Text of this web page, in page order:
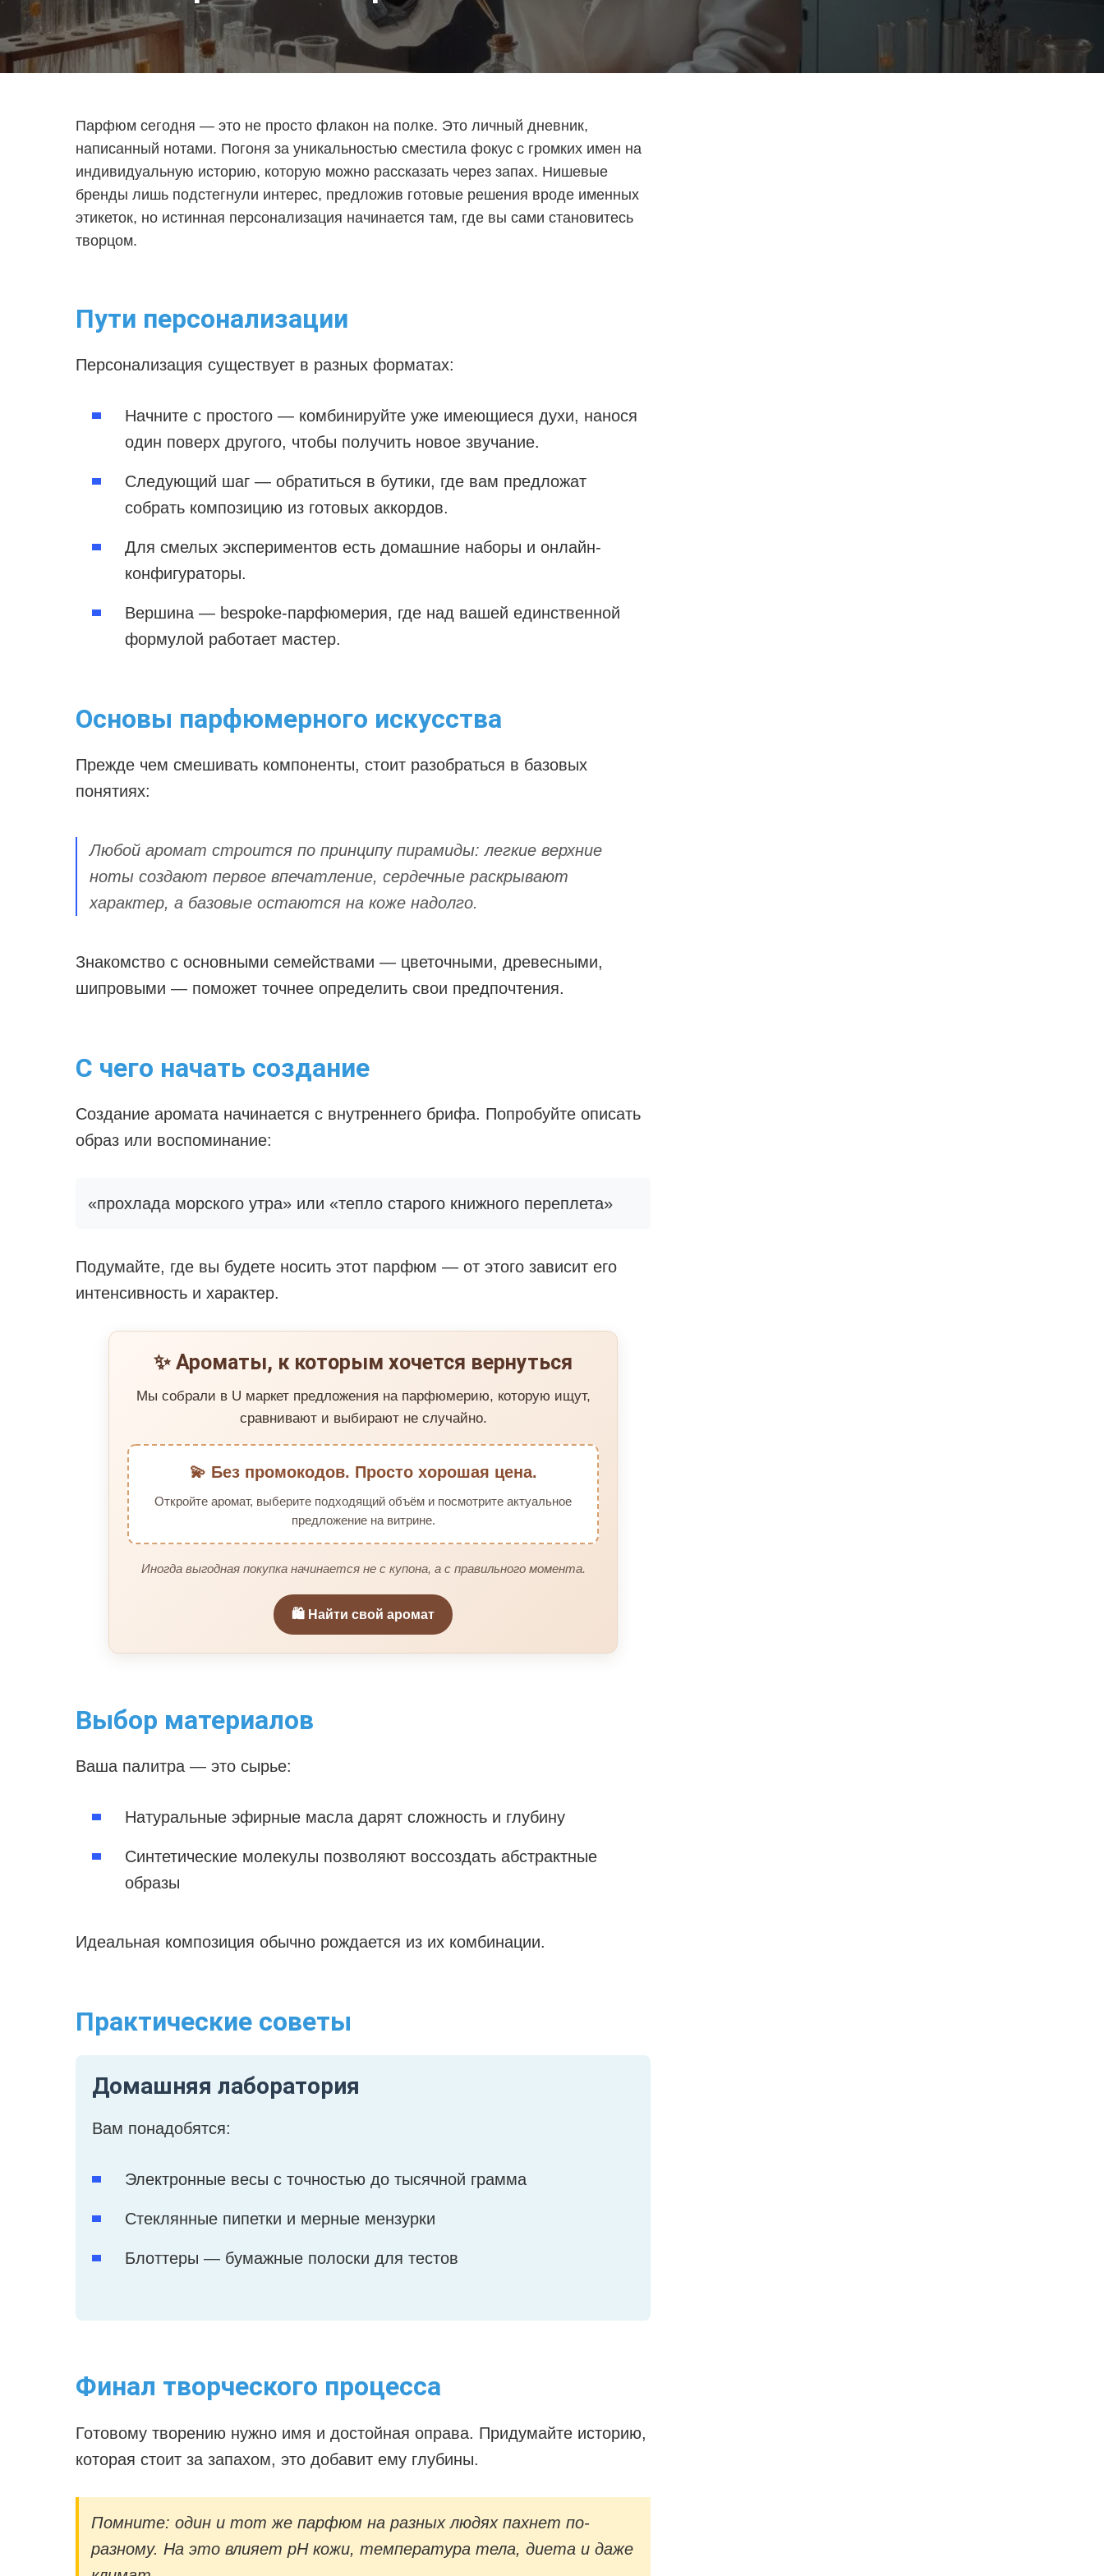
Парфюм сегодня — это не просто флакон на полке. Это личный дневник,
написанный нотами. Погоня за уникальностью сместила фокус с громких имен на
индивидуальную историю, которую можно рассказать через запах. Нишевые
бренды лишь подстегнули интерес, предложив готовые решения вроде именных
этикеток, но истинная персонализация начинается там, где вы сами становитесь
творцом.
Пути персонализации
Персонализация существует в разных форматах:
Начните с простого — комбинируйте уже имеющиеся духи, нанося
один поверх другого, чтобы получить новое звучание.
Следующий шаг — обратиться в бутики, где вам предложат
собрать композицию из готовых аккордов.
Для смелых экспериментов есть домашние наборы и онлайн-
конфигураторы.
Вершина — bespoke-парфюмерия, где над вашей единственной
формулой работает мастер.
Основы парфюмерного искусства
Прежде чем смешивать компоненты, стоит разобраться в базовых
понятиях:
Любой аромат строится по принципу пирамиды: легкие верхние
ноты создают первое впечатление, сердечные раскрывают
характер, а базовые остаются на коже надолго.
Знакомство с основными семействами — цветочными, древесными,
шипровыми — поможет точнее определить свои предпочтения.
С чего начать создание
Создание аромата начинается с внутреннего брифа. Попробуйте описать
образ или воспоминание:
«прохлада морского утра» или «тепло старого книжного переплета»
Подумайте, где вы будете носить этот парфюм — от этого зависит его
интенсивность и характер.
✨ Ароматы, к которым хочется вернуться
Мы собрали в U маркет предложения на парфюмерию, которую ищут,
сравнивают и выбирают не случайно.
💫 Без промокодов. Просто хорошая цена.
Откройте аромат, выберите подходящий объём и посмотрите актуальное
предложение на витрине.
Иногда выгодная покупка начинается не с купона, а с правильного момента.
🛍️ Найти свой аромат
Выбор материалов
Ваша палитра — это сырье:
Натуральные эфирные масла дарят сложность и глубину
Синтетические молекулы позволяют воссоздать абстрактные
образы
Идеальная композиция обычно рождается из их комбинации.
Практические советы
Домашняя лаборатория
Вам понадобятся:
Электронные весы с точностью до тысячной грамма
Стеклянные пипетки и мерные мензурки
Блоттеры — бумажные полоски для тестов
Финал творческого процесса
Готовому творению нужно имя и достойная оправа. Придумайте историю,
которая стоит за запахом, это добавит ему глубины.
Помните: один и тот же парфюм на разных людях пахнет по-
разному. На это влияет pH кожи, температура тела, диета и даже